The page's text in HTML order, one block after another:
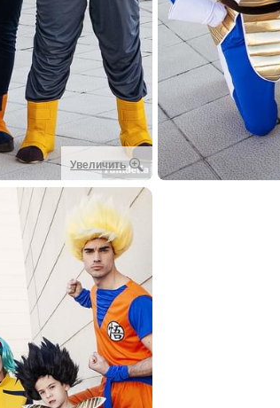
Увеличить